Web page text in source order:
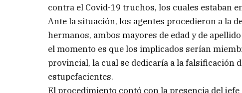
contra el Covid-19 truchos, los cuales estaban
Ante la situación, los agentes procedieron a la
hermanos, ambos mayores de edad y de
el momento es que los implicados serían
provincial, la cual se dedicaría a la falsificación
estupefacientes.
El procedimiento contó con la presencia del